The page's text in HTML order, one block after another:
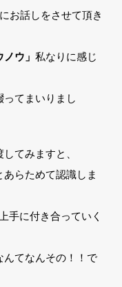
お話しをさせて頂き
ノウ」私なりに感じ
てまいりまし
てみますと、
あらためて認識しま
手に付き合っていく
んてなんその！！で